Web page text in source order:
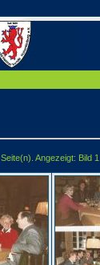
Angezeigt: Bild